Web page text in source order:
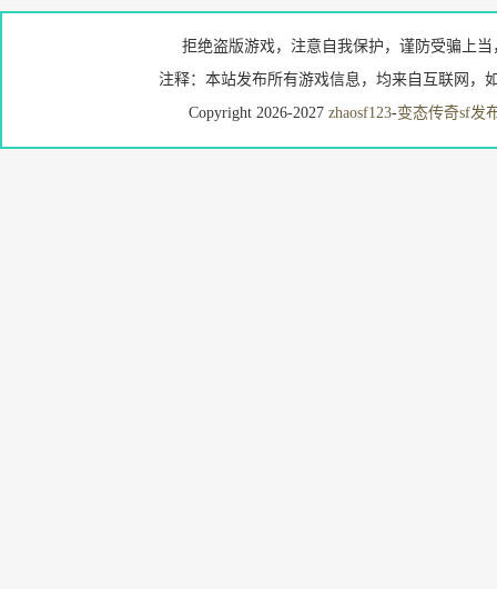
拒绝盗版游戏，注意自我保护，谨防受骗上
注释：本站发布所有游戏信息，均来自互联网，
Copyright 2026-2027 zhaosf123-变态传奇sf发